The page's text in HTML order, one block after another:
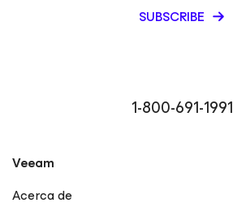
1-800-691-1991
SUBSCRIBE
Veeam
Acerca de